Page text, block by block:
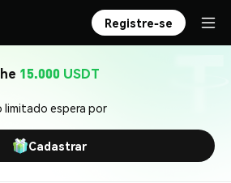
Registre-se
15.000 USDT
espera por
Cadastrar